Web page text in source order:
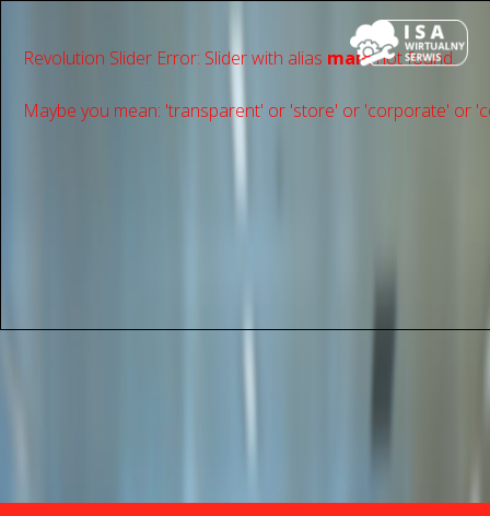
Revolution Slider Error: Slider with alias mainnot found.
Maybe you mean: 'transparent' or 'store' or 'сorporate' or